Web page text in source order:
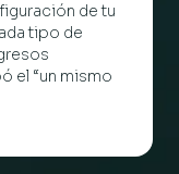
de tu
tipo de
el “un mismo